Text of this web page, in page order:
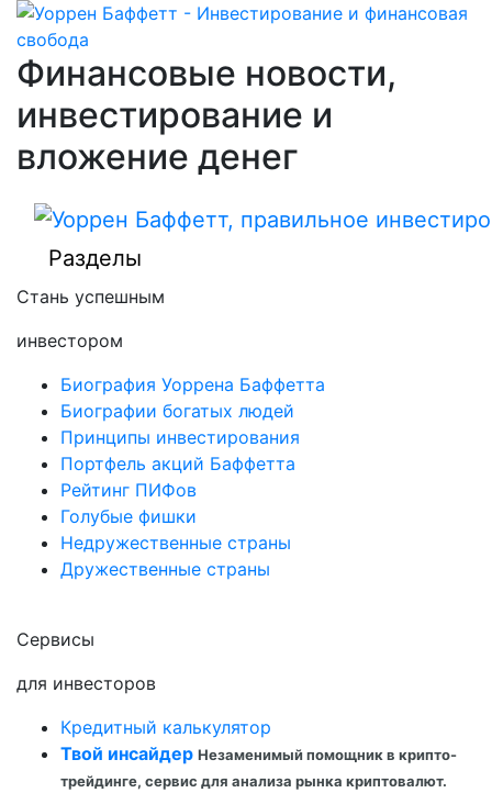
Финансовые новости,
инвестирование и
вложение денег
Разделы
Стань успешным
инвестором
Биография Уоррена Баффетта
Биографии богатых людей
Принципы инвестирования
Портфель акций Баффетта
Рейтинг ПИФов
Голубые фишки
Недружественные страны
Дружественные страны
Сервисы
для инвесторов
Кредитный калькулятор
Твой инсайдер Незаменимый помощник в крипто-
трейдинге, сервис для анализа рынка криптовалют.